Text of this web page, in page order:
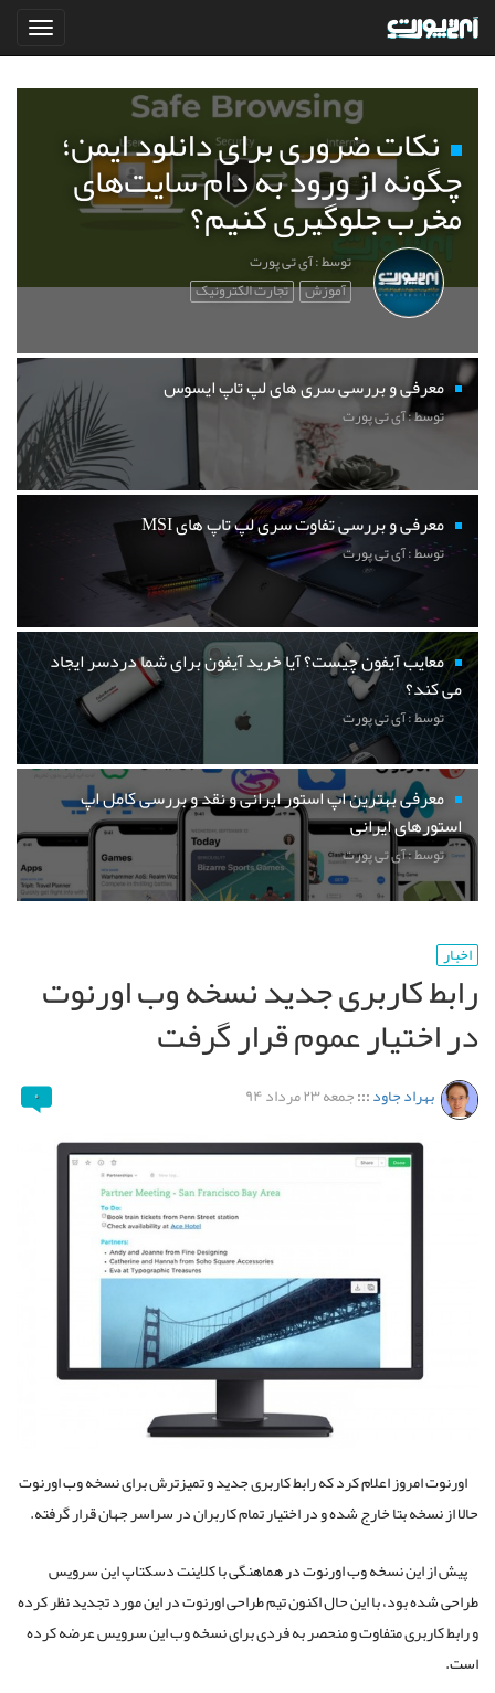
نکات ضروری برای دانلود ایمن؛
چگونه از ورود به دام سایت‌های
مخرب جلوگیری کنیم؟
توسط : آی تی پورت
آموزش تجارت الکترونیک
معرفی و بررسی سری های لپ تاپ ایسوس
توسط : آی تی پورت
معرفی و بررسی تفاوت سری لپ تاپ های MSI
توسط : آی تی پورت
معایب آیفون چیست؟ آیا خرید آیفون برای شما دردسر ایجاد
می کند؟
توسط : آی تی پورت
معرفی بهترین اپ استور ایرانی و نقد و بررسی کامل اپ
استورهای ایرانی
توسط : آی تی پورت
اخبار
رابط کاربری جدید نسخه وب اورنوت
در اختیار عموم قرار گرفت
بهراد جاود:::جمعه ۲۳ مرداد ۹۴ ۰
اورنوت امروز اعلام کرد که رابط کاربری جدید و تمیزترش برای نسخه وب اورنوت
حالا از نسخه بتا خارج شده و در اختیار تمام کاربران در سراسر جهان قرار گرفته.
پیش از این نسخه وب اورنوت در هماهنگی با کلاینت دسکتاپ این سرویس
طراحی شده بود، با این حال اکنون تیم طراحی اورنوت در این مورد تجدید نظر کرده
و رابط کاربری متفاوت و منحصر به فردی برای نسخه وب این سرویس عرضه کرده
است.